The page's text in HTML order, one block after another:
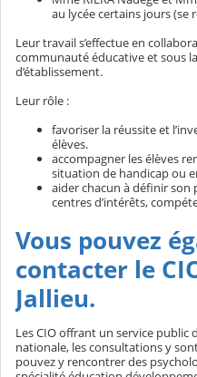
au lycée certains jours (se
Leur travail s’effectue en
communauté éducative et sous
d’établissement.
Leur rôle :
favoriser la réussite et
élèves.
accompagner les élèves
situation de handicap ou
aider chacun à définir son
centres d’intérêts,
Vous pouvez
contacter le
Jallieu.
Les CIO offrant un service public
nationale, les consultations y
pouvez y rencontrer des